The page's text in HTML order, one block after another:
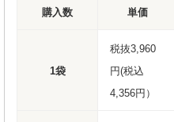
購入数 単価
1袋
税抜3,960
円(税込
4,356円）